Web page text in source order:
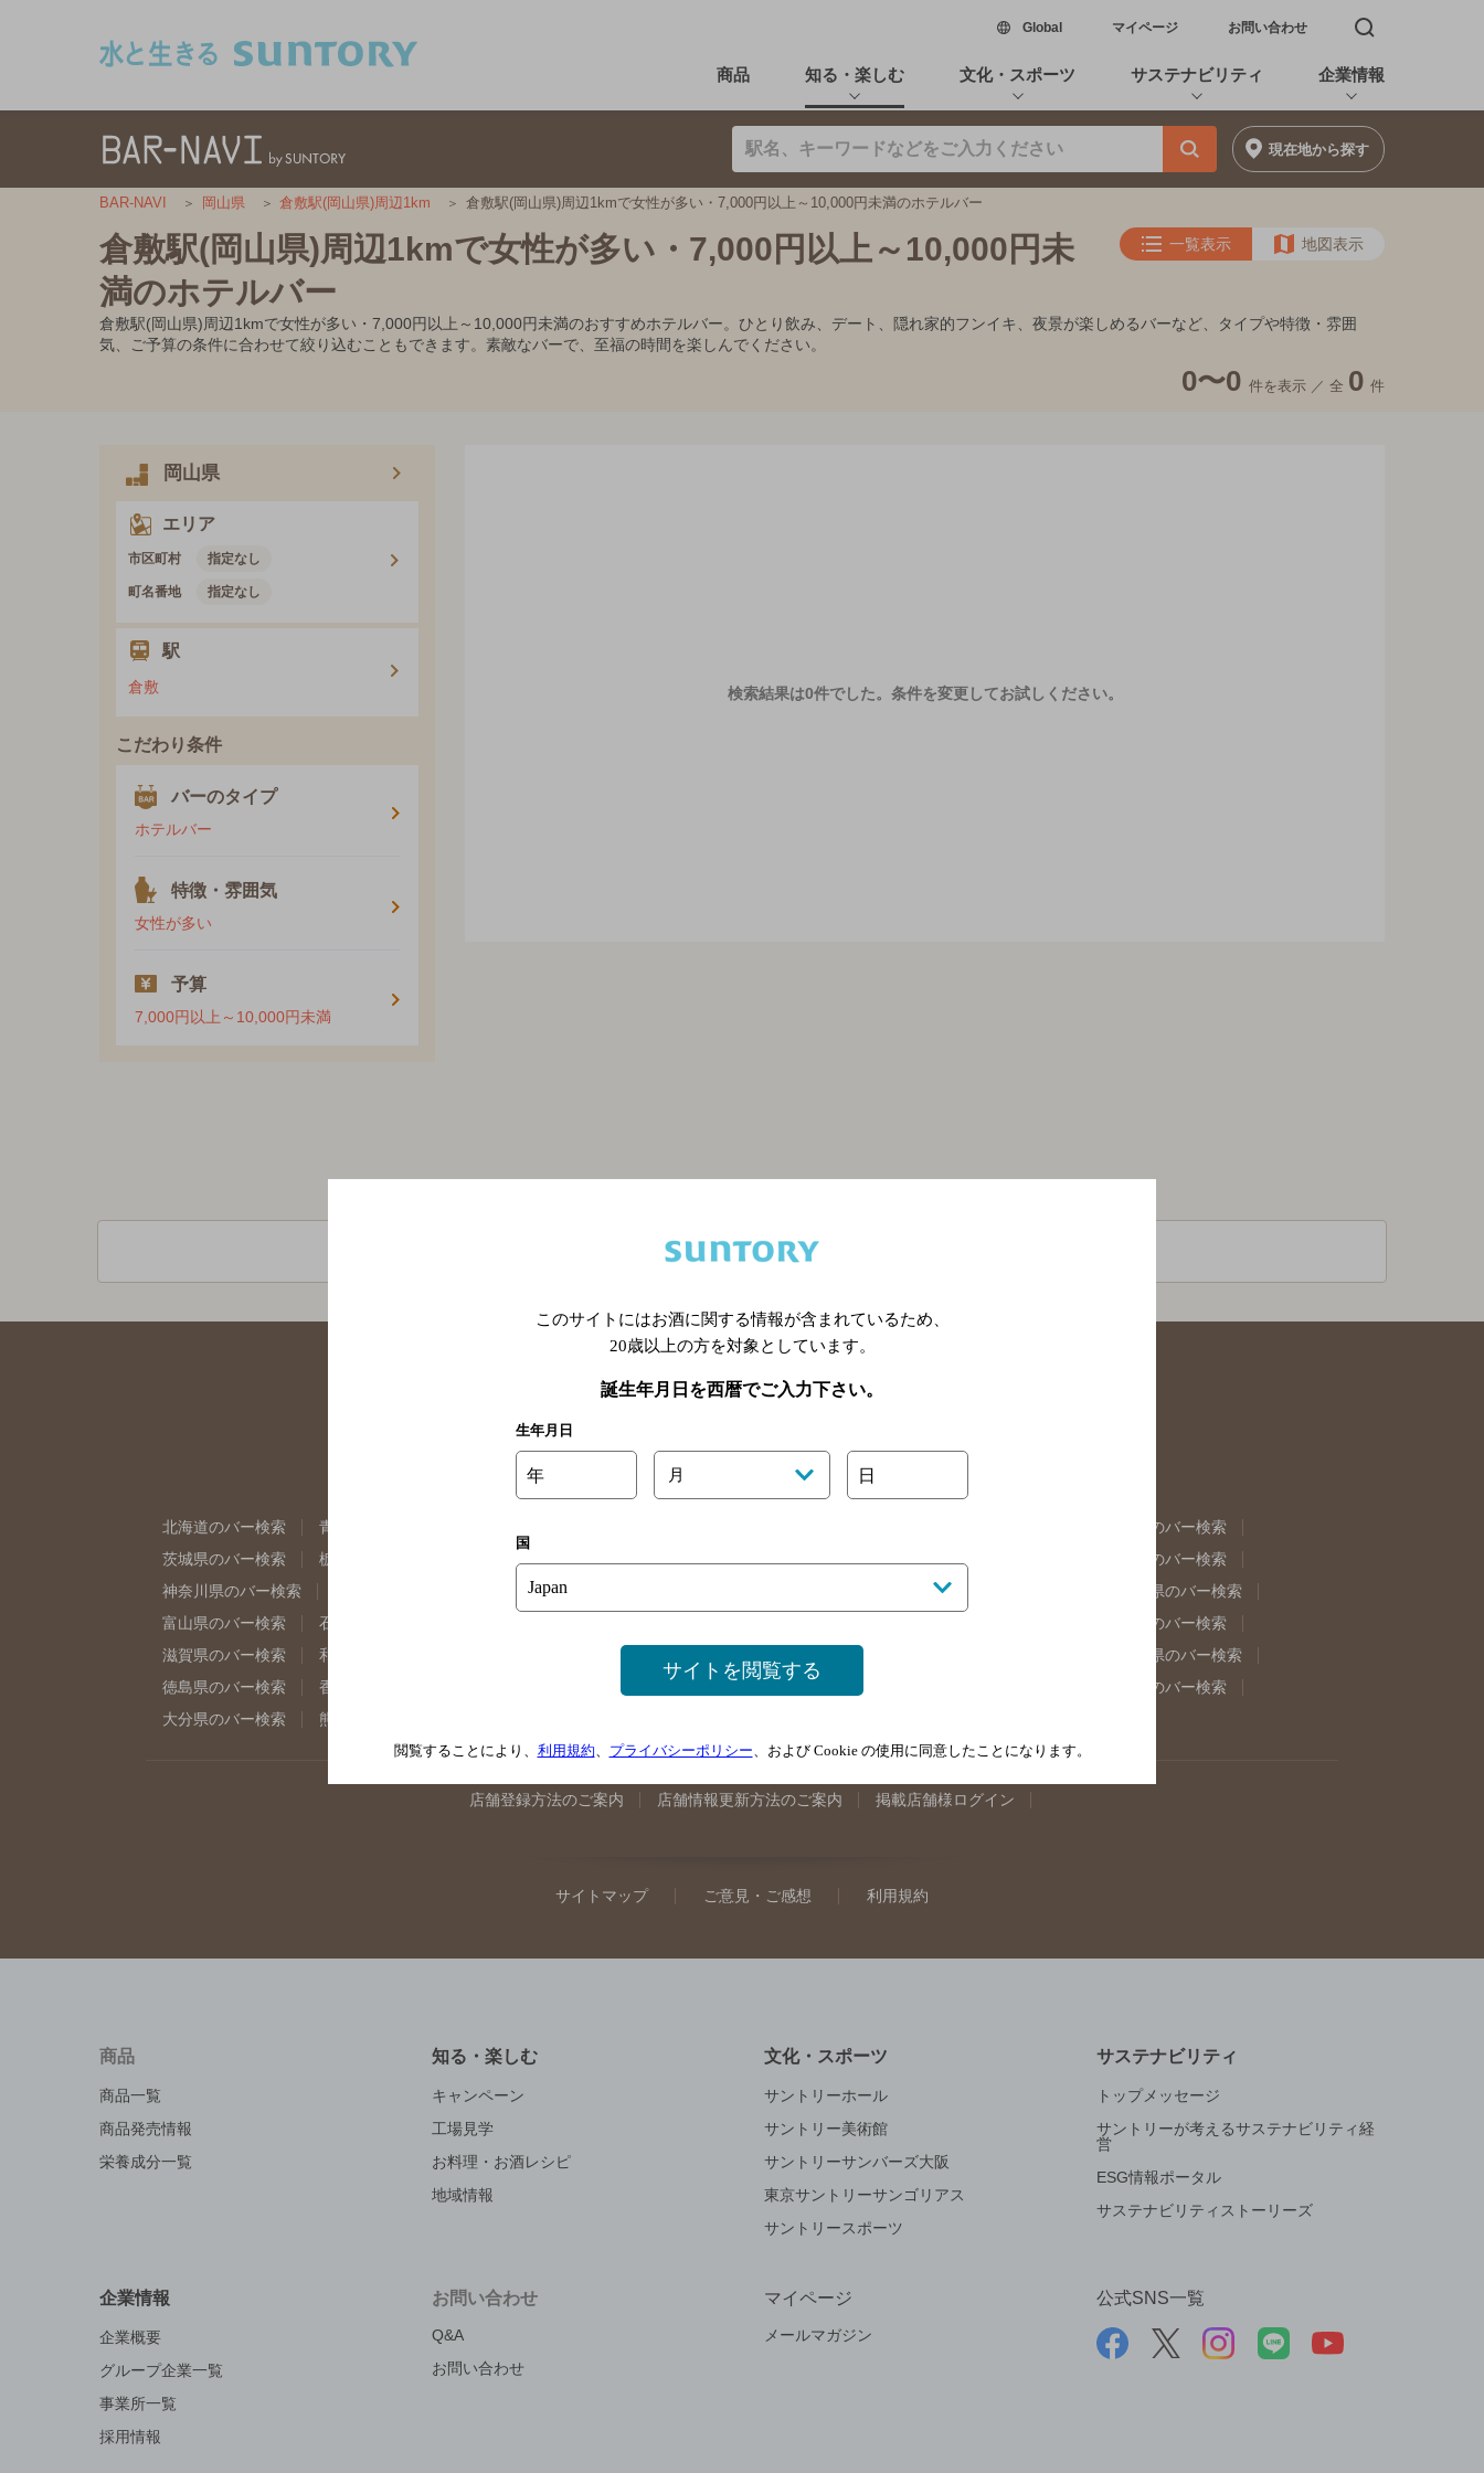
Global新しいウィンドウで開く
マイページ お問い合わせ 検索窓を開く
商品 知る・楽しむ 文化・スポーツ サステナビリティ 企業情報
現在地から探す
BAR-NAVI 岡山県 倉敷駅(岡山県)周辺1km 倉敷駅(岡山県)周辺1kmで女性が多い・7,000円以上～10,000円未満のホテルバー
倉敷駅(岡山県)周辺1kmで女性が多い・7,000円以上～10,000円未
満のホテルバー
一覧表示 地図表示
倉敷駅(岡山県)周辺1kmで女性が多い・7,000円以上～10,000円未満のおすすめホテルバー。ひとり飲み、デート、隠れ家的フンイキ、夜景が楽しめるバーなど、タイプや特徴・雰囲
気、ご予算の条件に合わせて絞り込むこともできます。素敵なバーで、至福の時間を楽しんでください。
0〜0 件を表示 ／ 全 0 件
岡山県
エリア
市区町村 指定なし
町名番地 指定なし
駅
倉敷
こだわり条件
バーのタイプ
ホテルバー
特徴・雰囲気
女性が多い
予算
7,000円以上～10,000円未満
検索結果は0件でした。 条件を変更してお試しください。
関連ページ
北海道のバー検索 青森県のバー検索
福島県のバー検索
茨城県のバー検索
栃木県のバー検索
東京都のバー検索
神奈川県のバー検索
埼玉県のバー検索
岐阜県のバー検索
富山県のバー検索
石川県のバー検索
奈良県のバー検索
滋賀県のバー検索
和歌山県のバー検索 山口県のバー検索
島根県のバー検索
徳島県のバー検索
香川県のバー検索
佐賀県のバー検索
大分県のバー検索
熊本県のバー検索
店舗登録方法のご案内 店舗情報更新方法のご案内 掲載店舗様ログイン
サイトマップ ご意見・ご感想 利用規約
商品
商品一覧
商品発売情報
栄養成分一覧
知る・楽しむ
キャンペーン
工場見学
お料理・お酒レシピ
地域情報
文化・スポーツ
サントリーホール
サントリー美術館
サントリーサンバーズ大阪
東京サントリーサンゴリアス
サントリースポーツ
サステナビリティ
トップメッセージ
サントリーが考えるサステナビリティ経
営
ESG情報ポータル
サステナビリティストーリーズ
企業情報
企業概要
グループ企業一覧
事業所一覧
採用情報
お問い合わせ
Q&A
お問い合わせ
マイページ
メールマガジン
公式SNS一覧
このサイトにはお酒に関する情報が含まれているため、
20歳以上の方を対象としています。
誕生年月日を西暦でご入力下さい。
生年月日
年 月 日
国
サイトを閲覧する
閲覧することにより、 利用規約、 プライバシーポリシー、および Cookie の使用に同意したことになります。